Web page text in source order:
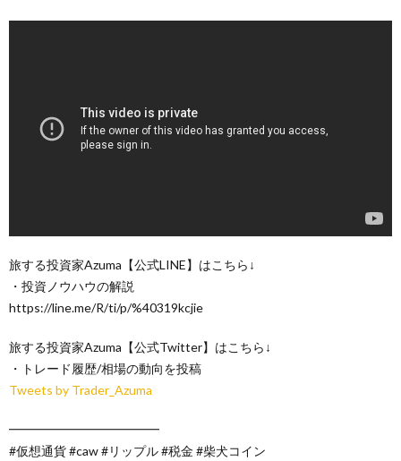
旅する投資家Azuma【公式LINE】はこちら↓
・投資ノウハウの解説
https://line.me/R/ti/p/%40319kcjie
旅する投資家Azuma【公式Twitter】はこちら↓
・トレード履歴/相場の動向を投稿
Tweets by Trader_Azuma
━━━━━━━━━━━━
#仮想通貨 #caw #リップル #税金 #柴犬コイン